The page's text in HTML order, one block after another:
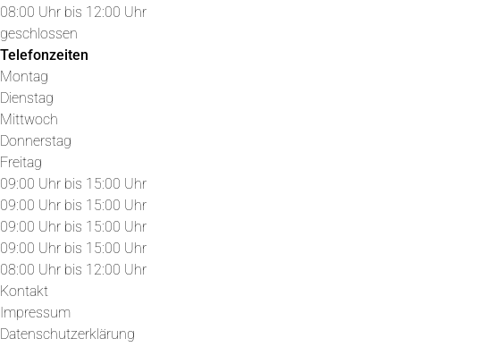
08:00 Uhr bis 12:00 Uhr
geschlossen
Telefonzeiten
Montag
Dienstag
Mittwoch
Donnerstag
Freitag
09:00 Uhr bis 15:00 Uhr
09:00 Uhr bis 15:00 Uhr
09:00 Uhr bis 15:00 Uhr
09:00 Uhr bis 15:00 Uhr
08:00 Uhr bis 12:00 Uhr
Kontakt
Impressum
Datenschutzerklärung